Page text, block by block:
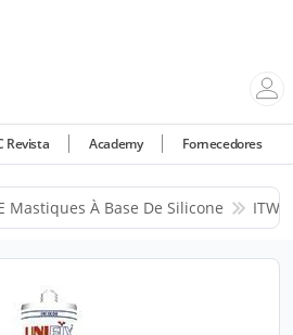
Revista Academy Fornecedores
Mastiques À Base De Silicone ITW